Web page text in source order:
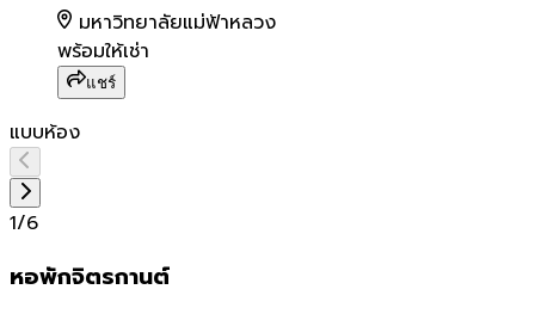
มหาวิทยาลัยแม่ฟ้าหลวง
พร้อมให้เช่า
แชร์
แบบห้อง
1/6
หอพักจิตรกานต์